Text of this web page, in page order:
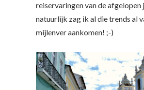
reiservaringen van de afgelopen
natuurlijk zag ik al die trends al
mijlenver aankomen! ;-)